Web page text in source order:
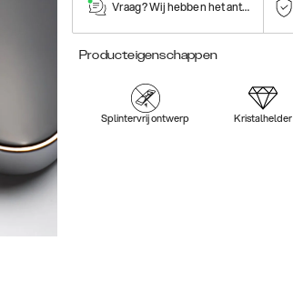
Vraag? Wij hebben het antwoord!
Producteigenschappen
Splintervrij ontwerp Kristalhelder